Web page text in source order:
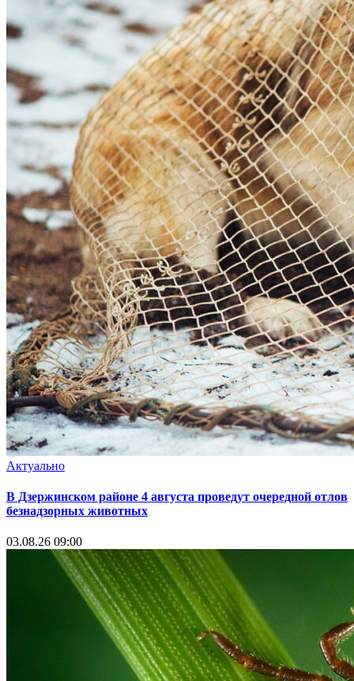
Актуально
В Дзержинском районе 4 августа проведут очередной отлов
безнадзорных животных
03.08.26 09:00